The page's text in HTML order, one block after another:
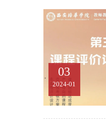
03
2024-01